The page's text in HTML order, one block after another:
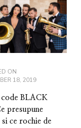
ON
18, 2019
code BLACK
presupune
si ce rochie de